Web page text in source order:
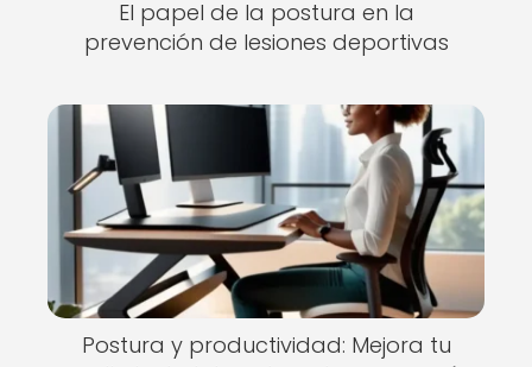
El papel de la postura en la
prevención de lesiones deportivas
Postura y productividad: Mejora tu